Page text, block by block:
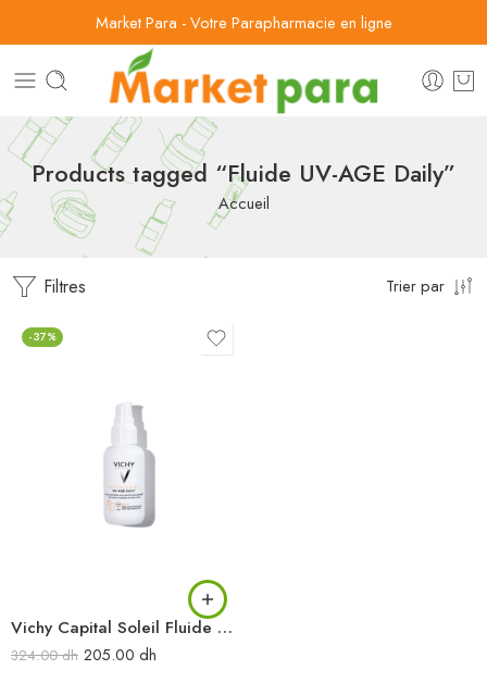
Market Para - Votre Parapharmacie en ligne
Products tagged “Fluide UV-AGE Daily”
Accueil
Filtres Trier par
-37%
Vichy Capital Soleil Fluide UV-AGE Daily SPF 50+ 40 ml
324.00dh 205.00 dh